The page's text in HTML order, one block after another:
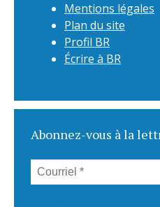
Mentions légales
Plan du site
Profil BR
Écrire à BR
Abonnez-vous à la